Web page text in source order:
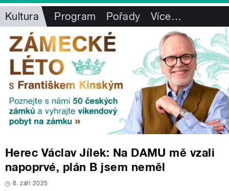
Kultura Program Pořady Více…
Herec Václav Jílek: Na DAMU mě vzali
napoprvé, plán B jsem neměl
8. září 2025